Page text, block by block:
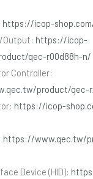
https://icop-
Output: https://icop-
qec-r00d88h-n/
Controller:
product/qec-
https://icop-
https://www.qec.tw/
Device (HID):